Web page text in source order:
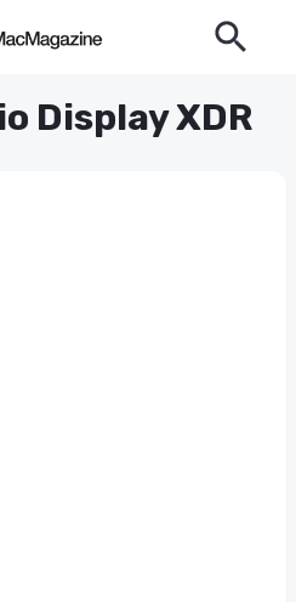
Display XDR